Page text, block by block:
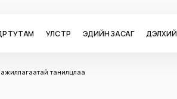
ТУТАМ УЛС ТӨР ЭДИЙН ЗАСАГ ДЭЛХИЙ
танилцлаа